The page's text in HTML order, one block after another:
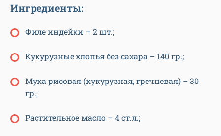
Ингредиенты:
Филе индейки – 2 шт.;
Кукурузные хлопья без сахара – 140 гр.;
Мука рисовая (кукурузная, гречневая) – 30
гр.;
Растительное масло – 4 ст.л.;